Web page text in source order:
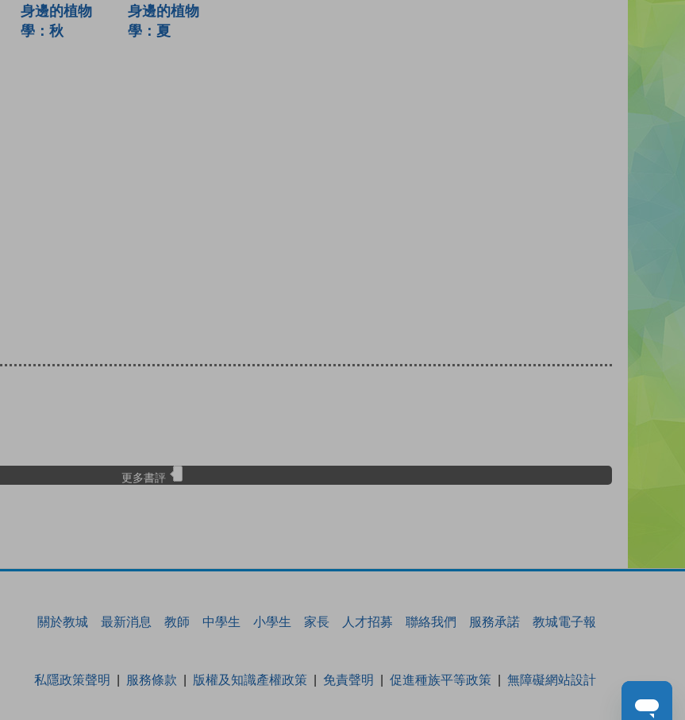
身邊的植物
學：秋
身邊的植物
學：夏
更多書評
關於教城 最新消息 教師 中學生 小學生 家長 人才招募 聯絡我們 服務承諾 教城電子報
私隱政策聲明 服務條款 版權及知識產權政策 免責聲明 促進種族平等政策 無障礙網站設計